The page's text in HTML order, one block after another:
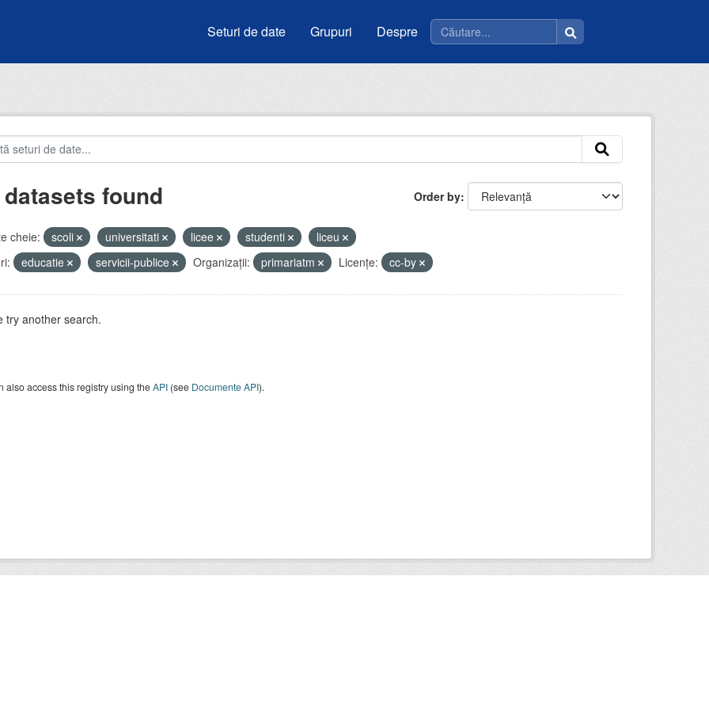
Seturi de date Grupuri Despre
Order by
found
cheie: scoli universitati licee studenti
liceu
educatie servicii-publice Organizații: primariatm Licenţe: cc-by
try another search.
also access this registry using theAPI(see Documente API).